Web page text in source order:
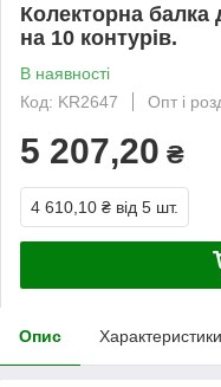
Колекторна балка
на 10 контурів.
В наявності
Код: KR2647
Опт і
5 207,20 ₴
4 610,10 ₴ від 5 шт.
Опис Характеристики